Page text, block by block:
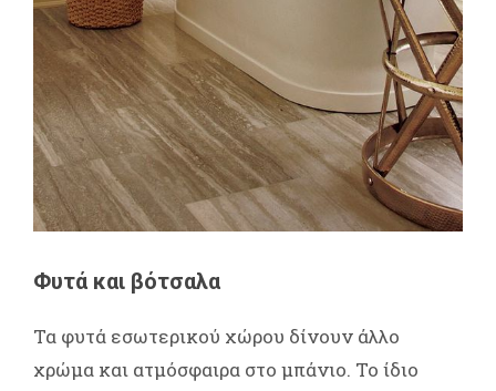
Φυτά και βότσαλα
Τα φυτά εσωτερικού χώρου δίνουν άλλο
χρώμα και ατμόσφαιρα στο μπάνιο. Το ίδιο